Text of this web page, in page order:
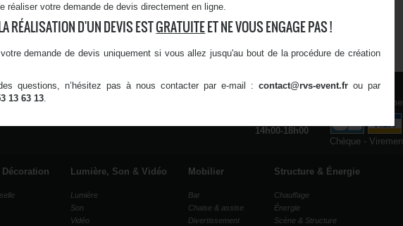
1
& Événements -
14h00-18h00
Modes de
Chèque -
Lumière, Son & Vidéo
Lumière
Son
Vidéo
Mobilier
Bar
Chaise & assise
Divertissement
Structure & Énergie
Chauffage
Énergie
Scène & Structure
réaliser votre demande de devis directement en ligne.
RÉALISATION D'UN DEVIS ESTGRATUITEET NE VOUS ENGAGE PAS !
demande de devis uniquement si vous allez jusqu'au bout de la procédure de création
questions, n’hésitez pas à nous contacter par e-mail : contact@rvs-event.fr ou par
13 63 13